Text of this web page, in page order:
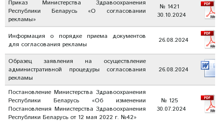
Приказ Министерства Здравоохранения
Республики Беларусь «О согласовании
рекламы»
№ 1421
30.10.2024
Информация о порядке приема документов
для согласования рекламы
26.08.2024
Образец заявления на осуществление
административной процедуры согласования
рекламы
26.08.2024
Постановление Министерства Здравоохранения
Республики Беларусь «Об изменении
Постановления Министерства Здравоохранения
Республики Беларусь от 12 мая 2022 г. №42»
№ 125
30.07.2024